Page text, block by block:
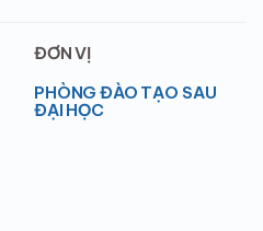
ĐƠN VỊ
PHÒNG ĐÀO TẠO SAU
ĐẠI HỌC